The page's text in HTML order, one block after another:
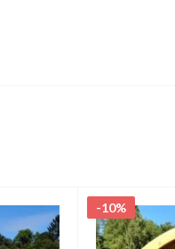
-10%